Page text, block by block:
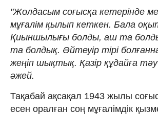
"Жолдасым соғысқа кетерінде
мұғалім қылып кеткен. Бала
Қиыншылығы болды, аш та
та болдық. Әйтеуір тірі
жеңіп шықтық. Қазір құдайға
әжей.
Тақабай ақсақал 1943 жылы
есен оралған соң мұғалімдік